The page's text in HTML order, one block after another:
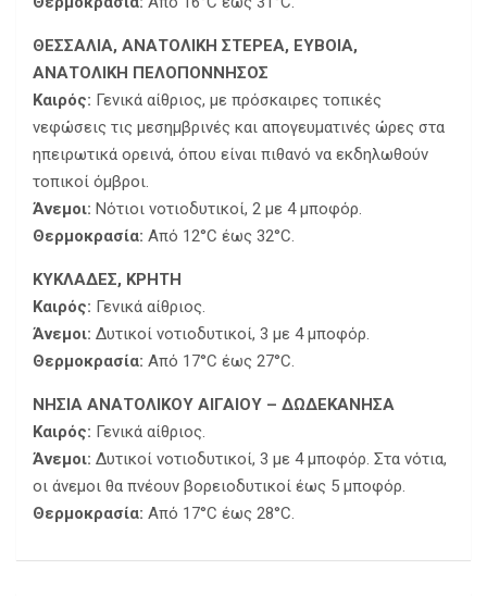
ΘΕΣΣΑΛΙΑ, ΑΝΑΤΟΛΙΚΗ ΣΤΕΡΕΑ, ΕΥΒΟΙΑ,
ΑΝΑΤΟΛΙΚΗ ΠΕΛΟΠΟΝΝΗΣΟΣ
Καιρός: Γενικά αίθριος, με πρόσκαιρες τοπικές
νεφώσεις τις μεσημβρινές και απογευματινές ώρες στα
ηπειρωτικά ορεινά, όπου είναι πιθανό να εκδηλωθούν
τοπικοί όμβροι.
Άνεμοι: Νότιοι νοτιοδυτικοί, 2 με 4 μποφόρ.
Θερμοκρασία: Από 12°C έως 32°C.
ΚΥΚΛΑΔΕΣ, ΚΡΗΤΗ
Καιρός: Γενικά αίθριος.
Άνεμοι: Δυτικοί νοτιοδυτικοί, 3 με 4 μποφόρ.
Θερμοκρασία: Από 17°C έως 27°C.
ΝΗΣΙΑ ΑΝΑΤΟΛΙΚΟΥ ΑΙΓΑΙΟΥ – ΔΩΔΕΚΑΝΗΣΑ
Καιρός: Γενικά αίθριος.
Άνεμοι: Δυτικοί νοτιοδυτικοί, 3 με 4 μποφόρ. Στα νότια,
οι άνεμοι θα πνέουν βορειοδυτικοί έως 5 μποφόρ.
Θερμοκρασία: Από 17°C έως 28°C.